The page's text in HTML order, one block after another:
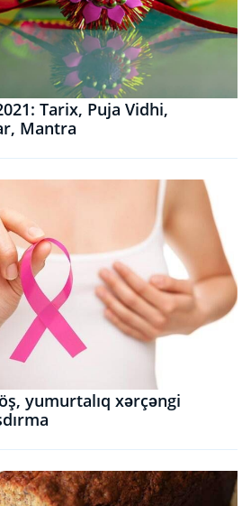
Tarix, Puja Vidhi,
Mantra
yumurtalıq xərçəngi